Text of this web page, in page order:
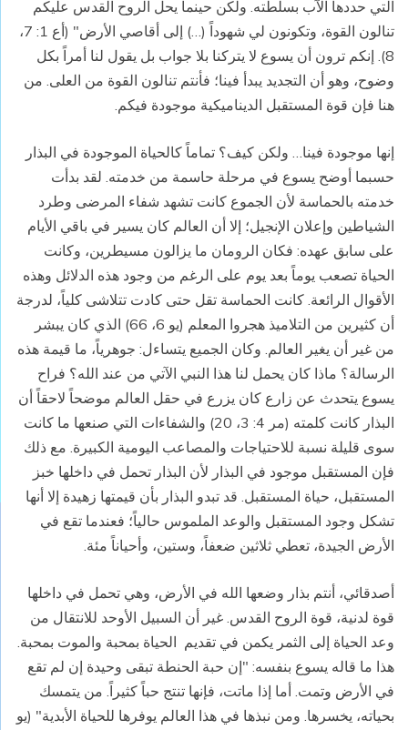
التي حددها الآب بسلطته. ولكن حينما يحل الروح القدس عليكم
تنالون القوة، وتكونون لي شهوداً (…) إلى أقاصي الأرض" (أع 1: 7،
8). إنكم ترون أن يسوع لا يتركنا بلا جواب بل يقول لنا أمراً بكل
وضوح، وهو أن التجديد يبدأ فينا؛ فأنتم تنالون القوة من العلى. من
هنا فإن قوة المستقبل الديناميكية موجودة فيكم.
إنها موجودة فينا… ولكن كيف؟ تماماً كالحياة الموجودة في البذار
حسبما أوضح يسوع في مرحلة حاسمة من خدمته. لقد بدأت
خدمته بالحماسة لأن الجموع كانت تشهد شفاء المرضى وطرد
الشياطين وإعلان الإنجيل؛ إلا أن العالم كان يسير في باقي الأيام
على سابق عهده: فكان الرومان ما يزالون مسيطرين، وكانت
الحياة تصعب يوماً بعد يوم على الرغم من وجود هذه الدلائل وهذه
الأقوال الرائعة. كانت الحماسة تقل حتى كادت تتلاشى كلياً، لدرجة
أن كثيرين من التلاميذ هجروا المعلم (يو 6، 66) الذي كان يبشر
من غير أن يغير العالم. وكان الجميع يتساءل: جوهرياً، ما قيمة هذه
الرسالة؟ ماذا كان يحمل لنا هذا النبي الآتي من عند الله؟ فراح
يسوع يتحدث عن زارع كان يزرع في حقل العالم موضحاً لاحقاً أن
البذار كانت كلمته (مر 4: 3، 20) والشفاءات التي صنعها ما كانت
سوى قليلة نسبة للاحتياجات والمصاعب اليومية الكبيرة. مع ذلك
فإن المستقبل موجود في البذار لأن البذار تحمل في داخلها خبز
المستقبل، حياة المستقبل. قد تبدو البذار بأن قيمتها زهيدة إلا أنها
تشكل وجود المستقبل والوعد الملموس حالياً؛ فعندما تقع في
الأرض الجيدة، تعطي ثلاثين ضعفاً، وستين، وأحياناً مئة.
أصدقائي، أنتم بذار وضعها الله في الأرض، وهي تحمل في داخلها
قوة لدنية، قوة الروح القدس. غير أن السبيل الأوحد للانتقال من
وعد الحياة إلى الثمر يكمن في تقديم الحياة بمحبة والموت بمحبة.
هذا ما قاله يسوع بنفسه: "إن حبة الحنطة تبقى وحيدة إن لم تقع
في الأرض وتمت. أما إذا ماتت، فإنها تنتج حباً كثيراً. من يتمسك
بحياته، يخسرها. ومن نبذها في هذا العالم يوفرها للحياة الأبدية" (يو